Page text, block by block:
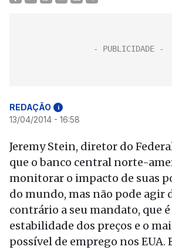
REDAÇÃO i
13/04/2014 - 16:58
Jeremy Stein, diretor do
que o banco central norte-
monitorar o impacto de suas
do mundo, mas não pode agir
contrário a seu mandato, que
estabilidade dos preços e o
possível de emprego nos EUA.